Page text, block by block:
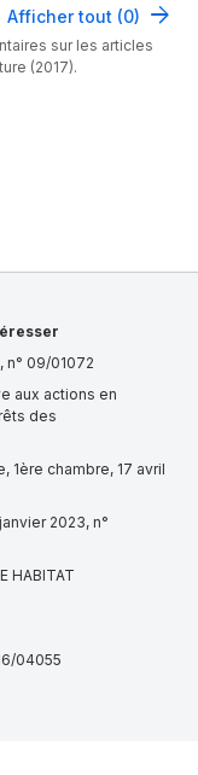
Afficher tout (0)
sur les articles
(2017).
09/01072
aux actions en
des
1ère chambre, 17 avril
2023, n°
HABITAT
04055